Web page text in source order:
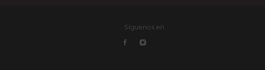
Síguenos en